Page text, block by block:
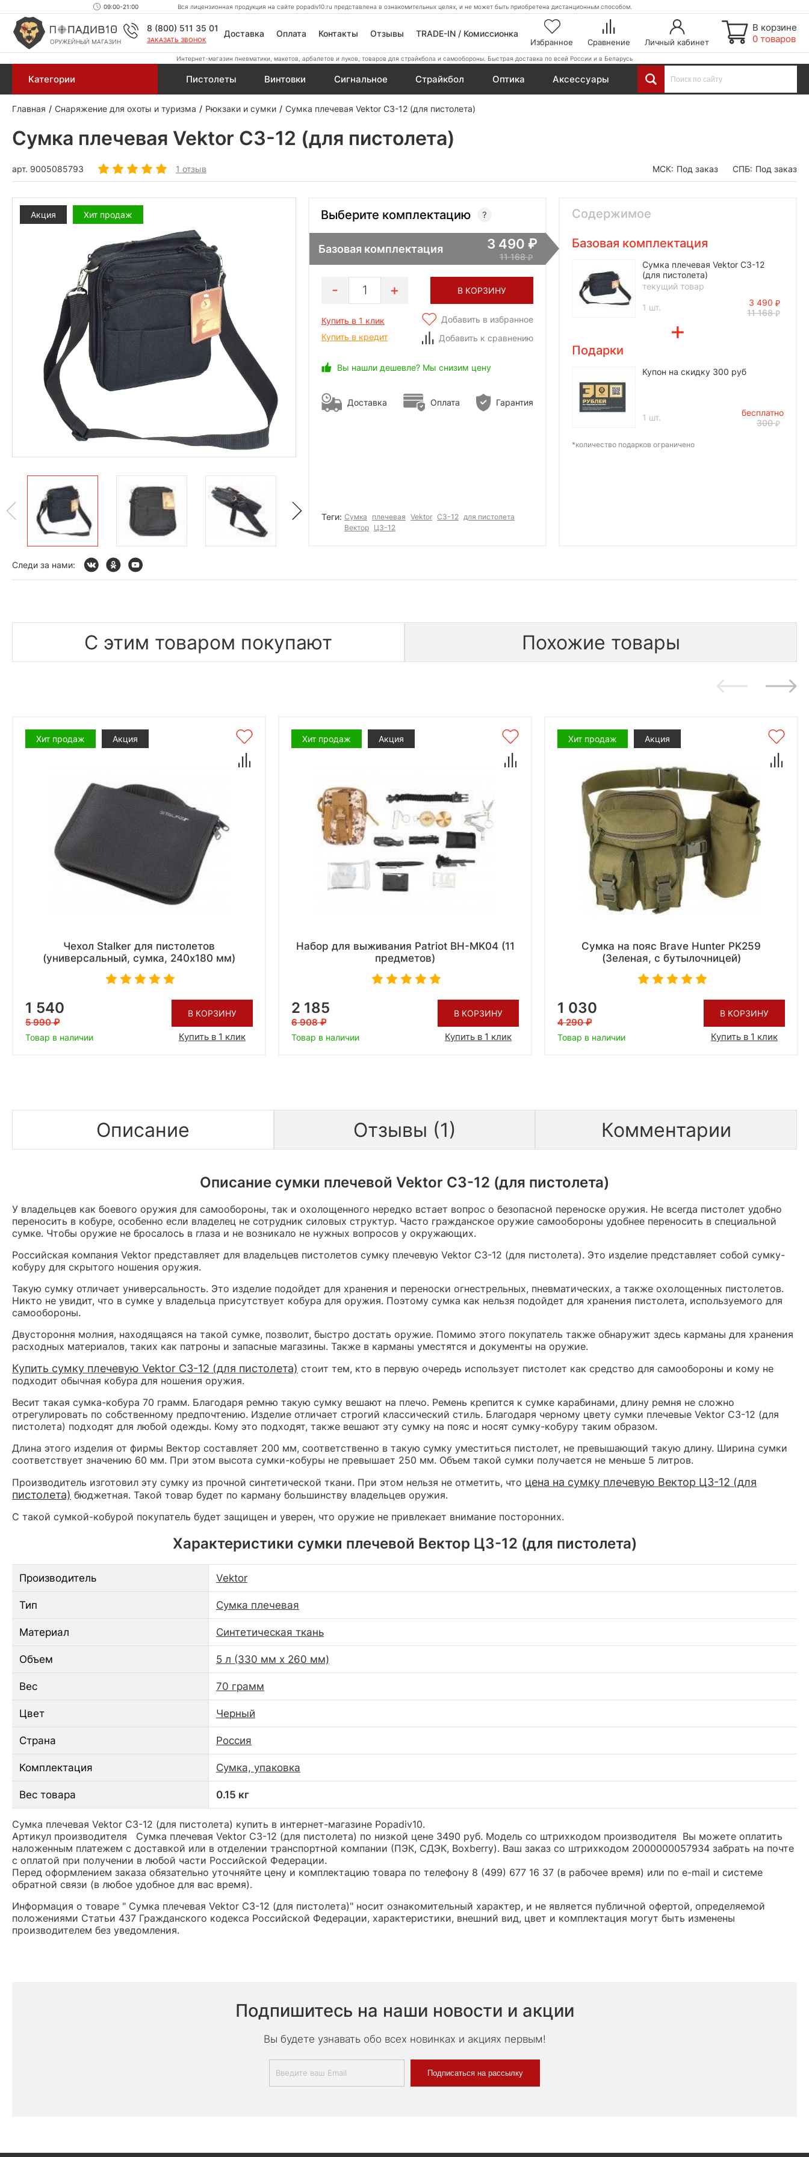
09:00-21:00 Вся лицензионная продукция на сайте popadiv10.ru представлена в ознакомительных целях, и не может быть приобретена дистанционным способом.
ОРУЖЕЙНЫЙ МАГАЗИН
8 (800) 511 35 01
ЗАКАЗАТЬ ЗВОНОК
Доставка Оплата Контакты Отзывы TRADE-IN / Комиссионка
Избранное Сравнение Личный кабинет
В корзине
0 товаров
Интернет-магазин пневматики, макетов, арбалетов и луков, товаров для страйкбола и самообороны. Быстрая доставка по всей России и в Беларусь
Категории Пистолеты Винтовки Сигнальное Страйкбол Оптика Аксессуары
Главная Снаряжение для охоты и туризма Рюкзаки и сумки Сумка плечевая Vektor СЗ-12 (для пистолета)
Сумка плечевая Vektor СЗ-12 (для пистолета)
арт. 9005085793 1 отзыв МСК: Под заказ СПБ: Под заказ
Акция Хит продаж Выберите комплектацию
Базовая комплектация 3 490
11 168
1 В КОРЗИНУ
Купить в 1 клик
Купить в кредит
Добавить в избранное
Добавить к сравнению
Вы нашли дешевле? Мы снизим цену
Доставка Оплата Гарантия
Теги: Сумка плечевая Vektor СЗ-12 для пистолета
Вектор Ц3-12
Содержимое
Базовая комплектация
Сумка плечевая Vektor СЗ-12
(для пистолета)
текущий товар
1 шт.
3 490
11 168
Подарки
Купон на скидку 300 руб
1 шт.
бесплатно
300
*количество подарков ограничено
Следи за нами:
С этим товаром покупают Похожие товары
Хит продаж Акция
Чехол Stalker для пистолетов
(универсальный, сумка, 240х180 мм)
1 540
5 990
Товар в наличии
В КОРЗИНУ
Купить в 1 клик
Хит продаж Акция
Набор для выживания Patriot BH-MK04 (11
предметов)
2 185
6 908
Товар в наличии
В КОРЗИНУ
Купить в 1 клик
Хит продаж Акция
Сумка на пояс Brave Hunter PK259
(Зеленая, с бутылочницей)
1 030
4 290
Товар в наличии
В КОРЗИНУ
Купить в 1 клик
Описание Отзывы (1) Комментарии
Описание сумки плечевой Vektor СЗ-12 (для пистолета)
У владельцев как боевого оружия для самообороны, так и охолощенного нередко встает вопрос о безопасной переноске оружия. Не всегда пистолет удобно
переносить в кобуре, особенно если владелец не сотрудник силовых структур. Часто гражданское оружие самообороны удобнее переносить в специальной
сумке. Чтобы оружие не бросалось в глаза и не возникало не нужных вопросов у окружающих.
Российская компания Vektor представляет для владельцев пистолетов сумку плечевую Vektor СЗ-12 (для пистолета). Это изделие представляет собой сумку-
кобуру для скрытого ношения оружия.
Такую сумку отличает универсальность. Это изделие подойдет для хранения и переноски огнестрельных, пневматических, а также охолощенных пистолетов.
Никто не увидит, что в сумке у владельца присутствует кобура для оружия. Поэтому сумка как нельзя подойдет для хранения пистолета, используемого для
самообороны.
Двустороння молния, находящаяся на такой сумке, позволит, быстро достать оружие. Помимо этого покупатель также обнаружит здесь карманы для хранения
расходных материалов, таких как патроны и запасные магазины. Также в карманы уместятся и документы на оружие.
Купить сумку плечевую Vektor СЗ-12 (для пистолета) стоит тем, кто в первую очередь использует пистолет как средство для самообороны и кому не
подходит обычная кобура для ношения оружия.
Весит такая сумка-кобура 70 грамм. Благодаря ремню такую сумку вешают на плечо. Ремень крепится к сумке карабинами, длину ремня не сложно
отрегулировать по собственному предпочтению. Изделие отличает строгий классический стиль. Благодаря черному цвету сумки плечевые Vektor СЗ-12 (для
пистолета) подходят для любой одежды. Кому это подходят, также вешают эту сумку на пояс и носят сумку-кобуру таким образом.
Длина этого изделия от фирмы Вектор составляет 200 мм, соответственно в такую сумку уместиться пистолет, не превышающий такую длину. Ширина сумки
соответствует значению 60 мм. При этом высота сумки-кобуры не превышает 250 мм. Объем такой сумки получается не меньше 5 литров.
Производитель изготовил эту сумку из прочной синтетической ткани. При этом нельзя не отметить, что цена на сумку плечевую Вектор ЦЗ-12 (для
пистолета) бюджетная. Такой товар будет по карману большинству владельцев оружия.
С такой сумкой-кобурой покупатель будет защищен и уверен, что оружие не привлекает внимание посторонних.
Характеристики сумки плечевой Вектор Ц3-12 (для пистолета)
Производитель Vektor
Тип Сумка плечевая
Материал Синтетическая ткань
Объем 5 л (330 мм x 260 мм)
Вес 70 грамм
Цвет Черный
Страна Россия
Комплектация Сумка, упаковка
Вес товара 0.15 кг
Сумка плечевая Vektor СЗ-12 (для пистолета) купить в интернет-магазине Popadiv10.
Артикул производителя Сумка плечевая Vektor СЗ-12 (для пистолета) по низкой цене 3490 руб. Модель со штрихкодом производителя Вы можете оплатить
наложенным платежем с доставкой или в отделении транспортной компании (ПЭК, СДЭК, Boxberry). Ваш заказ со штрихкодом 2000000057934 забрать на почте
с оплатой при получении в любой части Российской Федерации.
Перед оформлением заказа обязательно уточняйте цену и комплектацию товара по телефону 8 (499) 677 16 37 (в рабочее время) или по e-mail и системе
обратной связи (в любое удобное для вас время).
Информация о товаре " Сумка плечевая Vektor СЗ-12 (для пистолета)" носит ознакомительный характер, и не является публичной офертой, определяемой
положениями Статьи 437 Гражданского кодекса Российской Федерации, характеристики, внешний вид, цвет и комплектация могут быть изменены
производителем без уведомления.
Подпишитесь на наши новости и акции
Вы будете узнавать обо всех новинках и акциях первым!
Подписаться на рассылку